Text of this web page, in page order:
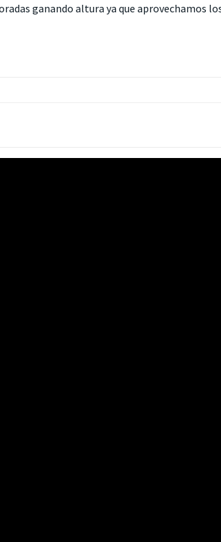
ganando altura ya que aprovechamos